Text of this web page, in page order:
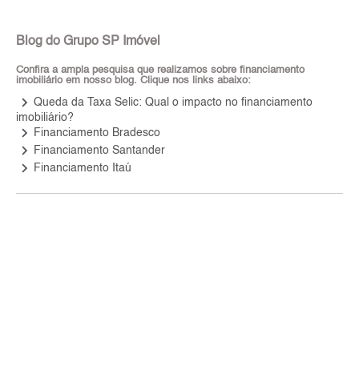
Blog do Grupo SP Imóvel
Confira a ampla pesquisa que realizamos sobre financiamento
imobiliário em nosso blog. Clique nos links abaixo:
keyboard_arrow_right Queda da Taxa Selic: Qual o impacto no financiamento
imobiliário?
keyboard_arrow_right Financiamento Bradesco
keyboard_arrow_right Financiamento Santander
keyboard_arrow_right Financiamento Itaú